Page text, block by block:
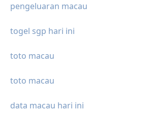
pengeluaran macau
togel sgp hari ini
toto macau
toto macau
data macau hari ini